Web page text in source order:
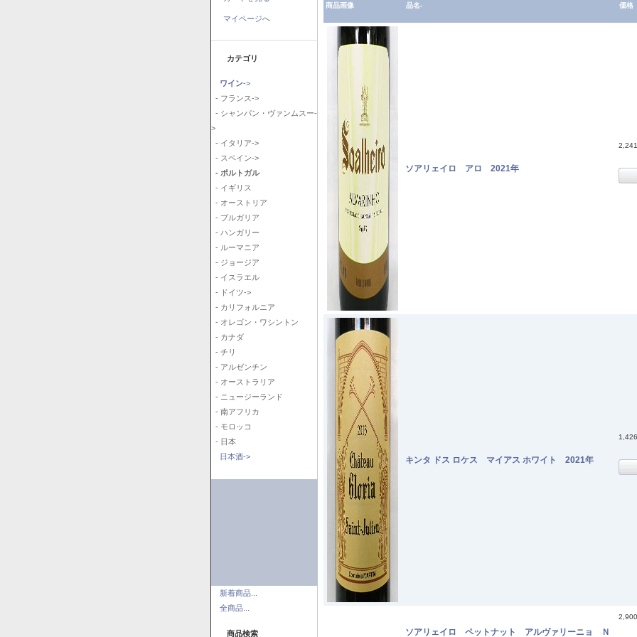
マイページへ
カテゴリ
ワイン->
- フランス->
- シャンパン・ヴァンムスー-
>
- イタリア->
- スペイン->
- ポルトガル
- イギリス
- オーストリア
- ブルガリア
- ハンガリー
- ルーマニア
- ジョージア
- イスラエル
- ドイツ->
- カリフォルニア
- オレゴン・ワシントン
- カナダ
- チリ
- アルゼンチン
- オーストラリア
- ニュージーランド
- 南アフリカ
- モロッコ
- 日本
日本酒->
新着商品...
全商品...
商品検索
商品画像 品名- 価格
ソアリェイロ アロ 2021年
キンタ ドス ロケス マイアス ホワイト 2021年
ソアリェイロ ペットナット アルヴァリーニョ Ｎ